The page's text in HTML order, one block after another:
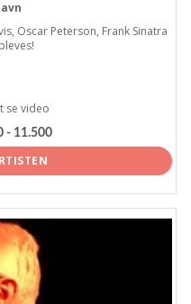
Oscar Peterson, Frank Sinatra
se video
- 11.500